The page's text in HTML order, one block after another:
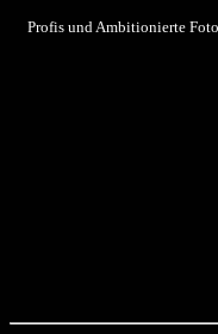
Profis und Ambitionierte